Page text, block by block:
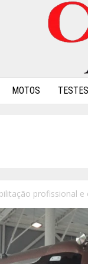
MOTOS TESTES
profissional